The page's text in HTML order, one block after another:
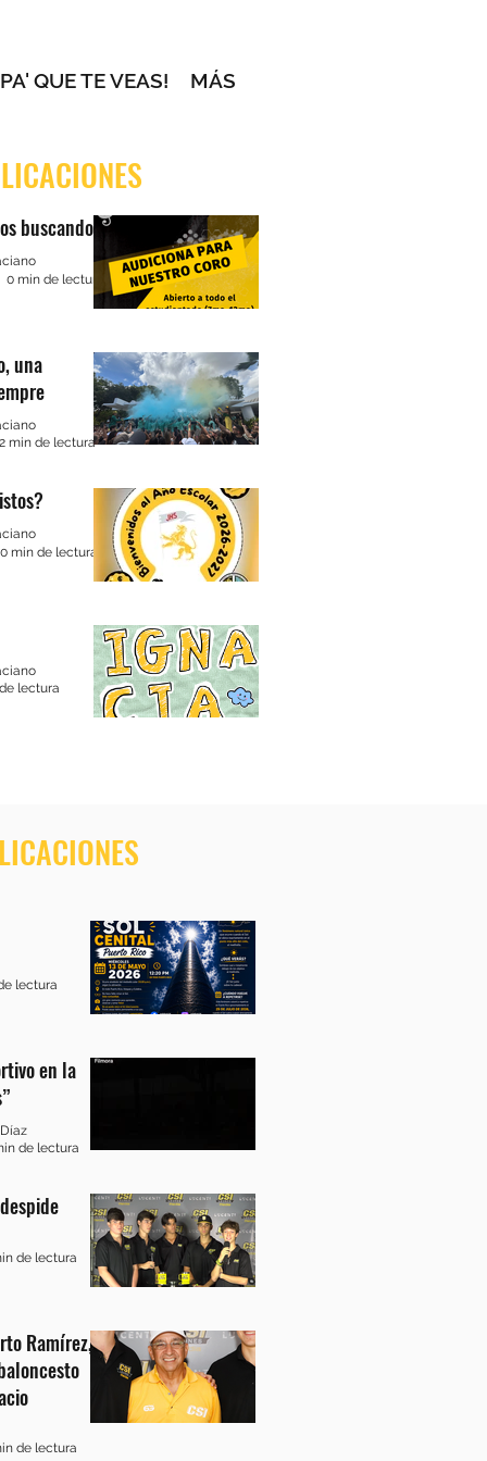
QUE TE VEAS! MÁS
buscando...
0 min de lectura
una
2 min de lectura
0 min de lectura
lectura
lectura
en la
de lectura
de lectura
Ramírez,
de lectura